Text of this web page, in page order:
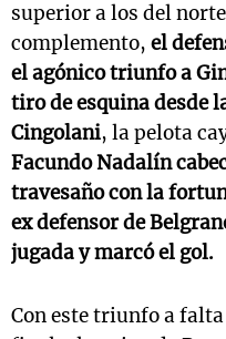
superior a los del
complemento, el
el agónico triunfo a
tiro de esquina desde
Cingolani, la pelota
Facundo Nadalín
travesaño con la
ex defensor de
jugada y marcó el gol.
Con este triunfo a